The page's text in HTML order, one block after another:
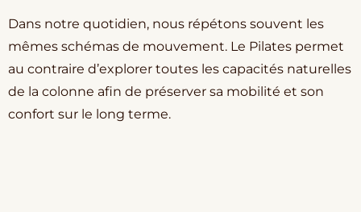
Dans notre quotidien, nous répétons souvent les
mêmes schémas de mouvement. Le Pilates permet
au contraire d’explorer toutes les capacités naturelles
de la colonne afin de préserver sa mobilité et son
confort sur le long terme.